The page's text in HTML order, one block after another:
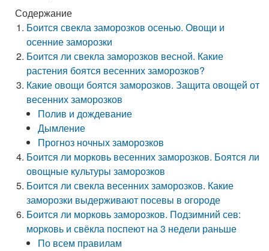
Содержание
Боится свекла заморозков осенью. Овощи и
осенние заморозки
Боится ли свекла заморозков весной. Какие
растения боятся весенних заморозков?
Какие овощи боятся заморозков. Защита овощей от
весенних заморозков
Полив и дождевание
Дымление
Прогноз ночных заморозков
Боится ли морковь весенних заморозков. Боятся ли
овощные культуры заморозков
Боится ли свекла весенних заморозков. Какие
заморозки выдерживают посевы в огороде
Боится ли морковь заморозков. Подзимний сев:
морковь и свёкла поспеют на 3 недели раньше
По всем правилам